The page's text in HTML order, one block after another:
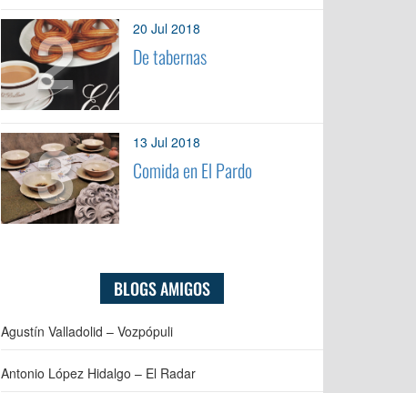
2 20 Jul 2018
De tabernas
3 13 Jul 2018
Comida en El Pardo
BLOGS AMIGOS
Agustín Valladolid – Vozpópuli
Antonio López Hidalgo – El Radar